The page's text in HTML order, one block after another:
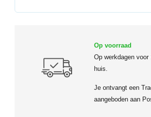
Op voorraad
Op werkdagen
huis.
Je ontvangt een
aangeboden aan